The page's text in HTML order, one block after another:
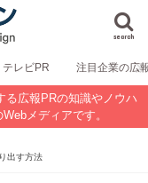
search
テレビPR 注目企業の広
る広報PRの知識やノウハ
メディアです。
出す方法